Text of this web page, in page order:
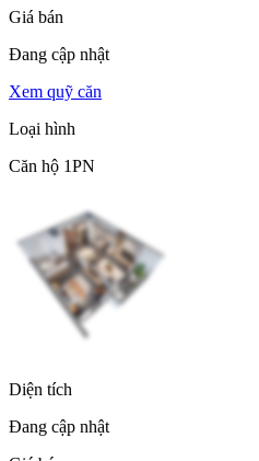
Giá bán
Đang cập nhật
Xem quỹ căn
Loại hình
Căn hộ 1PN
Diện tích
Đang cập nhật